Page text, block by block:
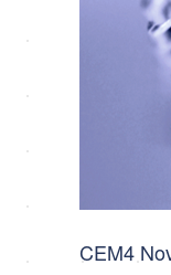
CEM4